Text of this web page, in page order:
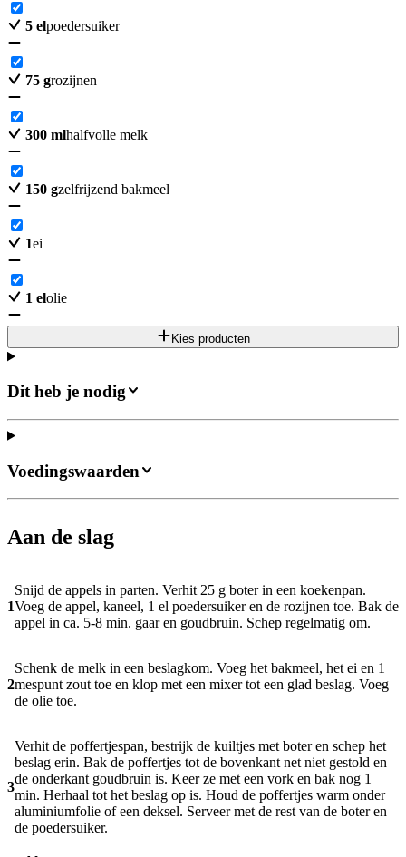
5 elpoedersuiker
75 grozijnen
300 mlhalfvolle melk
150 gzelfrijzend bakmeel
1ei
1 elolie
Kies producten
Dit heb je nodig
Aan de slag
1
Snijd de appels in parten. Verhit 25 g boter in een koekenpan.
Voeg de appel, kaneel, 1 el poeder­suiker en de rozijnen toe. Bak de
appel in ca. 5-8 min. gaar en goudbruin. Schep regelmatig om.
2
Schenk de melk in een beslagkom. Voeg het bakmeel, het ei en 1
mespunt zout toe en klop met een mixer tot een glad beslag. Voeg
de olie toe.
3
Verhit de poffertjespan, bestrijk de kuiltjes met boter en schep het
beslag erin. Bak de poffertjes tot de bovenkant net niet gestold en
de onderkant goudbruin is. Keer ze met een vork en bak nog 1
min. Herhaal tot het beslag op is. Houd de poffertjes warm onder
aluminiumfolie of een deksel. Serveer met de rest van de boter en
de poedersuiker.
Voedingswaarden